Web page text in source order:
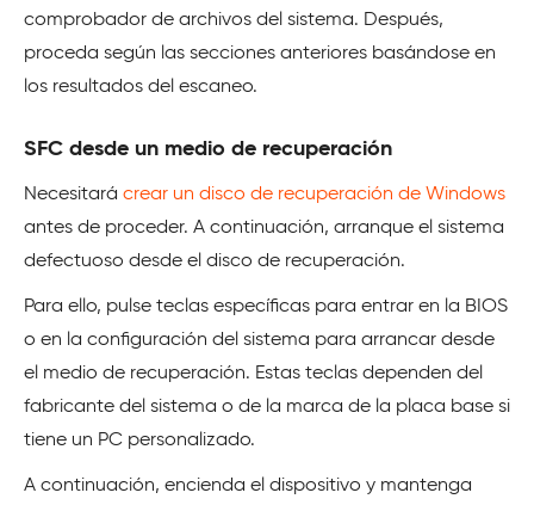
comprobador de archivos del sistema. Después,
proceda según las secciones anteriores basándose en
los resultados del escaneo.
SFC desde un medio de recuperación
Necesitará crear un disco de recuperación de Windows
antes de proceder. A continuación, arranque el sistema
defectuoso desde el disco de recuperación.
Para ello, pulse teclas específicas para entrar en la BIOS
o en la configuración del sistema para arrancar desde
el medio de recuperación. Estas teclas dependen del
fabricante del sistema o de la marca de la placa base si
tiene un PC personalizado.
A continuación, encienda el dispositivo y mantenga